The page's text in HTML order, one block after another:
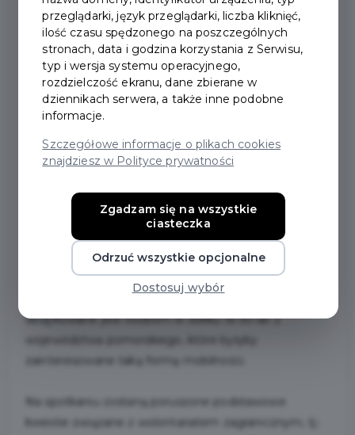
2024-01-10
WOLONTARIAT
ZAGRANICZNY DLA
OSÓB W WIEKU 16-30
W imieniu Regionalnego Centrum Wolontariatu w
Gdańsku informujemy o nadchodzącym spotkaniu
dotyczącym wolontariatu zagranicznego w ramach
Europejskiego Korpusu Solidarności. Spotkanie
dedykowane jest osobom w wieku 16-30 lat z
zainteresowane taką formą mobilności.
Na spotkaniu zostaną poruszone podstawowe
kwestie związane z wolontariatem zagranicznym, tj.:
przeglądarki, język przeglądarki, liczba kliknięć,
ilość czasu spędzonego na poszczególnych
stronach, data i godzina korzystania z Serwisu,
typ i wersja systemu operacyjnego,
rozdzielczość ekranu, dane zbierane w
dziennikach serwera, a także inne podobne
informacje.
Szczegółowe informacje o plikach cookies
znajdziesz w Polityce prywatności
Zgadzam się na wszystkie
ciasteczka
Odrzuć wszystkie opcjonalne
Dostosuj wybór